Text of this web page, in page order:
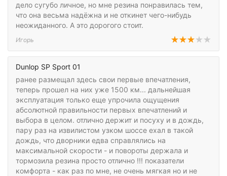
дело сугубо личное, но мне резина понравилась тем,
что она весьма надёжна и не откинет чего-нибудь
неожиданного. А это дорогого стоит.
Игорь
Dunlop SP Sport 01
ранее размещал здесь свои первые впечатления,
теперь прошел на них уже 1500 км... дальнейшая
эксплуатация только еще упрочила ощущения
абсолютной правильности первых впечатлений и
выбора в целом. отлично держит и посуху и в дождь,
пару раз на извилистом узком шоссе ехал в такой
дождь, что дворники едва справлялись на
максимальной скорости - и повороты держала и
тормозила резина просто отлично !!! показатели
комфорта - как раз по мне, не очень мягкая но и не